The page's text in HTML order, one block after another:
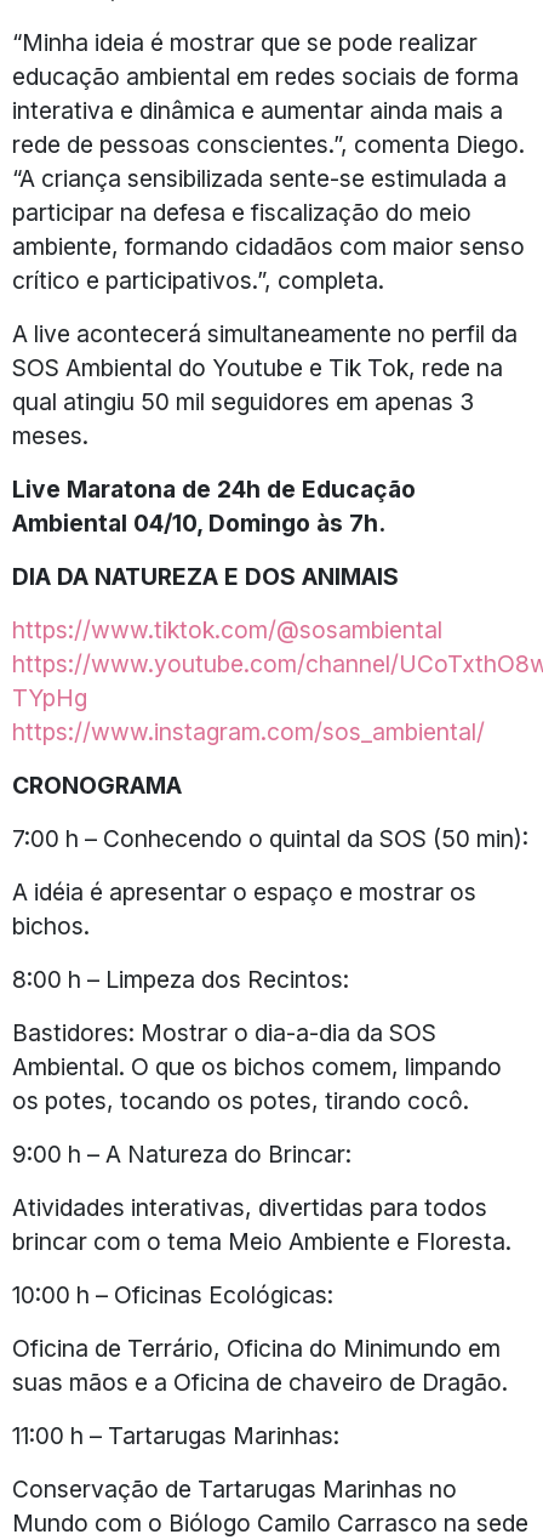
“Minha ideia é mostrar que se pode realizar
educação ambiental em redes sociais de forma
interativa e dinâmica e aumentar ainda mais a
rede de pessoas conscientes.”, comenta Diego.
“A criança sensibilizada sente-se estimulada a
participar na defesa e fiscalização do meio
ambiente, formando cidadãos com maior senso
crítico e participativos.”, completa.
A live acontecerá simultaneamente no perfil da
SOS Ambiental do Youtube e Tik Tok, rede na
qual atingiu 50 mil seguidores em apenas 3
meses.
Live Maratona de 24h de Educação
Ambiental 04/10, Domingo às 7h.
DIA DA NATUREZA E DOS ANIMAIS
https://www.tiktok.com/@sosambiental
https://www.youtube.com/channel/
TYpHg
https://www.instagram.com/sos_ambiental/
CRONOGRAMA
7:00 h – Conhecendo o quintal da SOS (50 min):
A idéia é apresentar o espaço e mostrar os
bichos.
8:00 h – Limpeza dos Recintos:
Bastidores: Mostrar o dia-a-dia da SOS
Ambiental. O que os bichos comem, limpando
os potes, tocando os potes, tirando cocô.
9:00 h – A Natureza do Brincar:
Atividades interativas, divertidas para todos
brincar com o tema Meio Ambiente e Floresta.
10:00 h – Oficinas Ecológicas:
Oficina de Terrário, Oficina do Minimundo em
suas mãos e a Oficina de chaveiro de Dragão.
11:00 h – Tartarugas Marinhas:
Conservação de Tartarugas Marinhas no
Mundo com o Biólogo Camilo Carrasco na sede